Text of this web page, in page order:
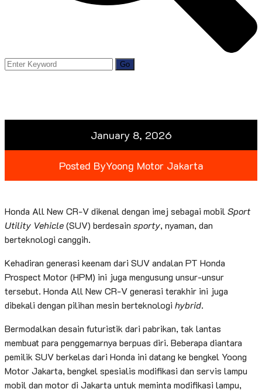
January 8, 2026
Posted ByYoong Motor Jakarta
Honda All New CR-V dikenal dengan imej sebagai mobilSport
Utility Vehicle(SUV) berdesain sporty, nyaman, dan
berteknologi canggih.
Kehadiran generasi keenam dari SUV andalan PT Honda
Prospect Motor (HPM) ini juga mengusung unsur-unsur
tersebut. Honda All New CR-V generasi terakhir ini juga
dibekali dengan pilihan mesin berteknologi hybrid.
Bermodalkan desain futuristik dari pabrikan, tak lantas
membuat para penggemarnya berpuas diri. Beberapa diantara
pemilik SUV berkelas dari Honda ini datang ke bengkel Yoong
Motor Jakarta, bengkel spesialis modifikasi dan servis lampu
mobil dan motor di Jakarta untuk meminta modifikasi lampu,